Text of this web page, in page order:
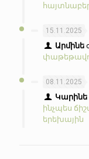
15.11.2025
Արմինե
08.11.2025
Կարինե
ինչպես
երեխային